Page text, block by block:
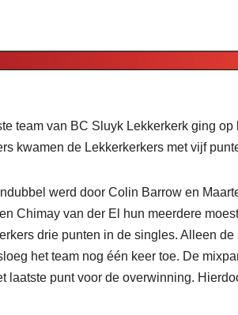
team van BC Sluyk Lekkerkerk ging
kwamen de Lekkerkerkers met vijf
werd door Colin Barrow en
Chimay van der El hun meerdere
drie punten in de singles. Alleen
het team nog één keer toe. De
laatste punt voor de overwinning.